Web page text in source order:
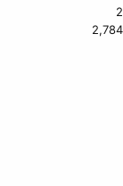
2
2,784